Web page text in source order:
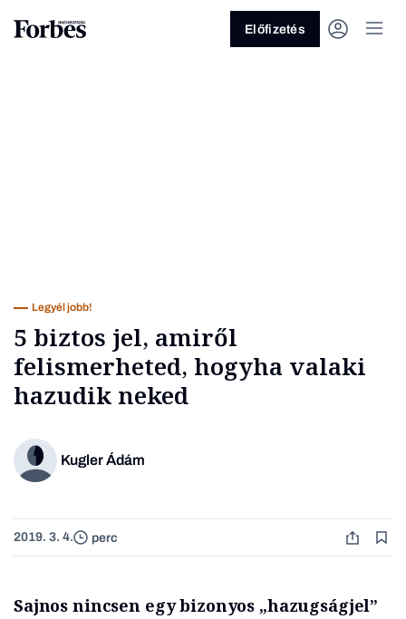
Üzlet
Előfizetés
Legyél jobb!
5 biztos jel, amiről
felismerheted, hogyha valaki
hazudik neked
Kugler Ádám
2019. 3. 4. perc
Sajnos nincsen egy bizonyos „hazugságjel”